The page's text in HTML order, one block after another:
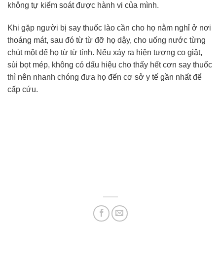
không tự kiểm soát được hành vi của mình.
Khi gặp người bị say thuốc lào cần cho họ nằm nghỉ ở nơi
thoáng mát, sau đó từ từ đỡ họ dậy, cho uống nước từng
chút một để họ từ từ tỉnh. Nếu xảy ra hiện tượng co giật,
sùi bọt mép, không có dấu hiệu cho thấy hết cơn say thuốc
thì nên nhanh chóng đưa họ đến cơ sở y tế gần nhất để
cấp cứu.